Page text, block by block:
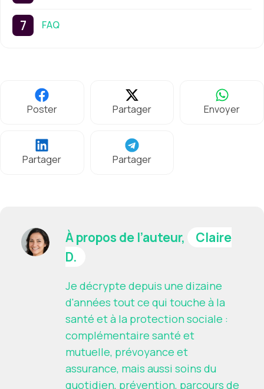
FAQ
Poster Partager Envoyer
Partager Partager
À propos de l’auteur,
Claire
D.
Je décrypte depuis une dizaine
d'années tout ce qui touche à la
santé et à la protection sociale :
complémentaire santé et
mutuelle, prévoyance et
assurance, mais aussi soins du
quotidien, prévention, parcours de